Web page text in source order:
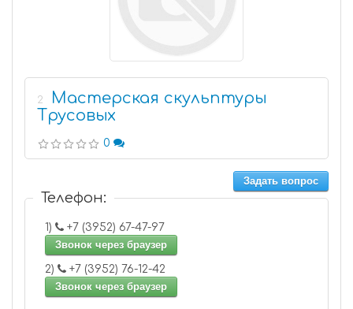
2
Мастерская скульптуры
Трусовых
0
Задать вопрос
Телефон:
1)
+7 (3952) 67-47-97
Звонок через браузер
2)
+7 (3952) 76-12-42
Звонок через браузер